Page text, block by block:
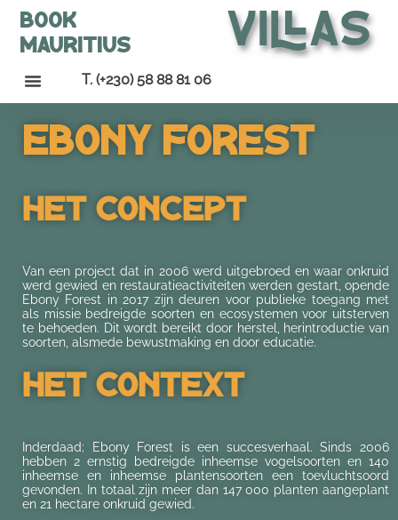
Book
Mauritius
Villas
T. (+230) 58 88 81 06
Ebony Forest
Het Concept
Van een project dat in 2006 werd uitgebroed en waar onkruid
werd gewied en restauratieactiviteiten werden gestart, opende
Ebony Forest in 2017 zijn deuren voor publieke toegang met
als missie bedreigde soorten en ecosystemen voor uitsterven
te behoeden. Dit wordt bereikt door herstel, herintroductie van
soorten, alsmede bewustmaking en door educatie.
Het Context
Inderdaad; Ebony Forest is een succesverhaal. Sinds 2006
hebben 2 ernstig bedreigde inheemse vogelsoorten en 140
inheemse en inheemse plantensoorten een toevluchtsoord
gevonden. In totaal zijn meer dan 147 000 planten aangeplant
en 21 hectare onkruid gewied.